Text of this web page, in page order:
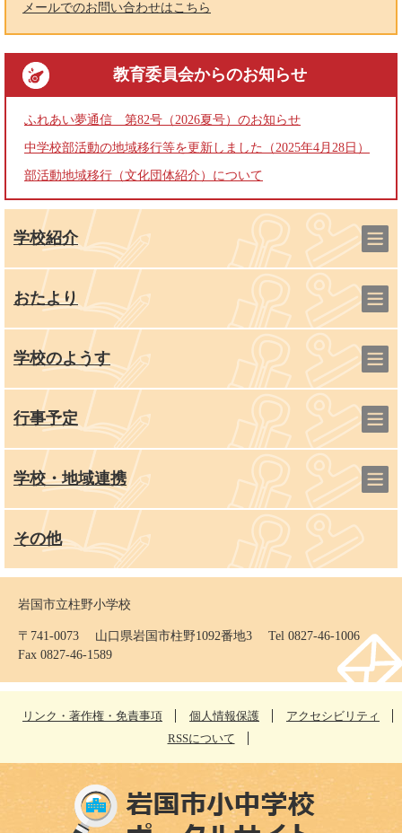
メールでのお問い合わせはこちら
教育委員会からのお知らせ
ふれあい夢通信 第82号（2026夏号）のお知らせ
中学校部活動の地域移行等を更新しました（2025年4月28日）
部活動地域移行（文化団体紹介）について
学校紹介
おたより
学校のようす
行事予定
学校・地域連携
その他
岩国市立柱野小学校
〒741-0073 山口県岩国市柱野1092番地3 Tel 0827-46-1006
Fax 0827-46-1589
リンク・著作権・免責事項 個人情報保護
アクセシビリティ
RSSについて